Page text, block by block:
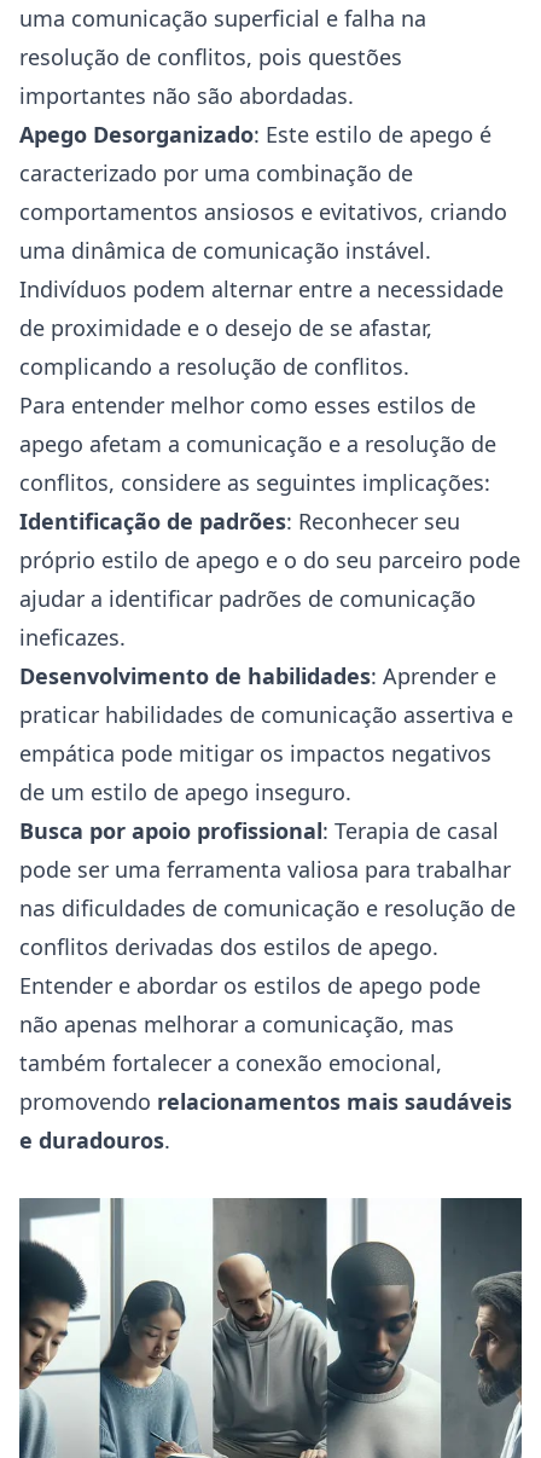
uma comunicação superficial e falha na
resolução de conflitos, pois questões
importantes não são abordadas.
Apego Desorganizado: Este estilo de apego é
caracterizado por uma combinação de
comportamentos ansiosos e evitativos, criando
uma dinâmica de comunicação instável.
Indivíduos podem alternar entre a necessidade
de proximidade e o desejo de se afastar,
complicando a resolução de conflitos.
Para entender melhor como esses estilos de
apego afetam a comunicação e a resolução de
conflitos, considere as seguintes implicações:
Identificação de padrões: Reconhecer seu
próprio estilo de apego e o do seu parceiro pode
ajudar a identificar padrões de comunicação
ineficazes.
Desenvolvimento de habilidades: Aprender e
praticar habilidades de comunicação assertiva e
empática pode mitigar os impactos negativos
de um estilo de apego inseguro.
Busca por apoio profissional: Terapia de casal
pode ser uma ferramenta valiosa para trabalhar
nas dificuldades de comunicação e resolução de
conflitos derivadas dos estilos de apego.
Entender e abordar os estilos de apego pode
não apenas melhorar a comunicação, mas
também fortalecer a conexão emocional,
promovendo relacionamentos mais saudáveis
e duradouros.